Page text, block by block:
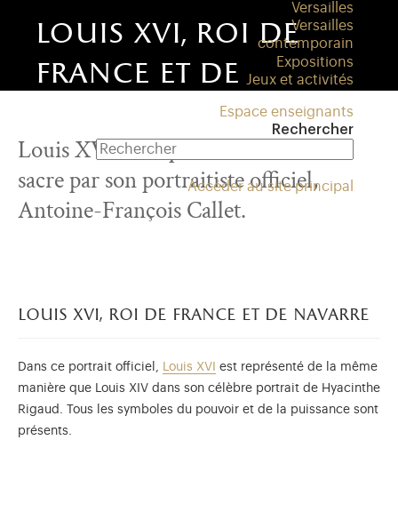
Versailles
Versailles
contemporain
Expositions
Jeux et activités
Espace enseignants
Rechercher
Accéder au site principal
louis xvi, roi de
france et de
Louis XVI est représenté en habit de
sacre par son portraitiste officiel,
Antoine-François Callet.
louis xvi, roi de france et de navarre
Dans ce portrait officiel, Louis XVI est représenté de la même
manière que Louis XIV dans son célèbre portrait de Hyacinthe
Rigaud. Tous les symboles du pouvoir et de la puissance sont
présents.